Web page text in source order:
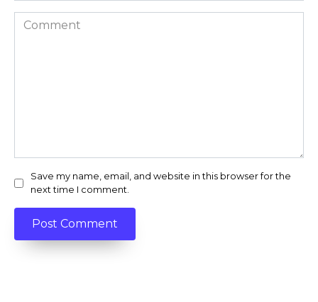
Comment
Save my name, email, and website in this browser for the
next time I comment.